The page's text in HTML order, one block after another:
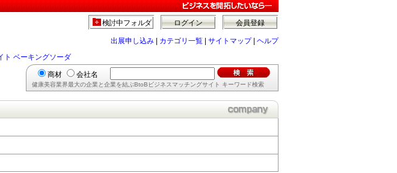
会員登録
ログイン
検討中フォルダ
出展申し込み カテゴリ一覧 サイトマップ| ヘルプ
ト ベーキングソーダ
商材 会社名
健康美容業界最大の企業と企業を結ぶBtoBビジネスマッチングサイト キーワード検索